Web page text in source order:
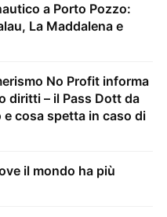
a Porto Pozzo:
La Maddalena e
No Profit informa
diritti – il Pass Dott da
cosa spetta in caso di
il mondo ha più